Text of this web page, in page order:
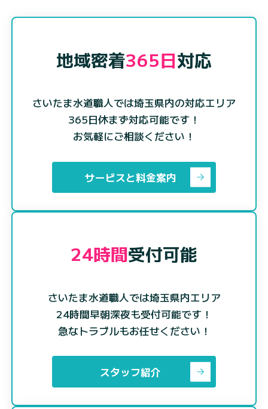
地域密着365日対応
さいたま水道職人では埼玉県内の対応エリア
365日休まず対応可能です！
お気軽にご相談ください！
サービスと料金案内
24時間受付可能
さいたま水道職人では埼玉県内エリア
24時間早朝深夜も受付可能です！
急なトラブルもお任せください！
スタッフ紹介